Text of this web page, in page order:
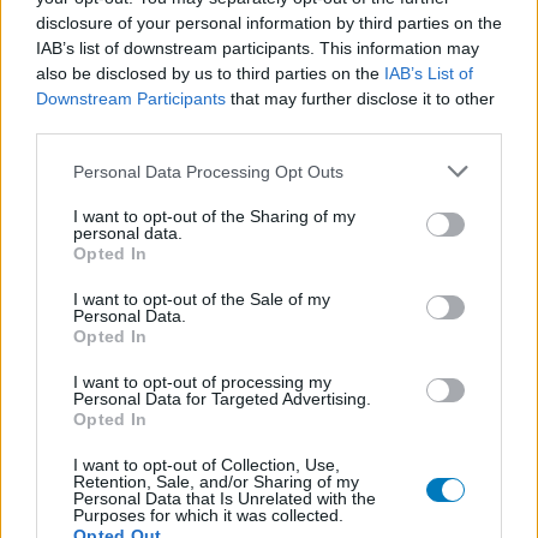
disclosure of your personal information by third parties on the
IAB’s list of downstream participants. This information may
also be disclosed by us to third parties on the IAB’s List of
Downstream Participants that may further disclose it to other
Personal Data Processing Opt Outs
I want to opt-out of the Sharing of my
personal data.
Opted In
I want to opt-out of the Sale of my
Personal Data.
Opted In
I want to opt-out of processing my
Personal Data for Targeted Advertising.
Opted In
I want to opt-out of Collection, Use,
Retention, Sale, and/or Sharing of my
Personal Data that Is Unrelated with the
Purposes for which it was collected.
Schildklier - hypothyroidie (traagwerkend)
Omeprazol (848)
Maagzuur - protonpompremmers
Metoprolol (817)
Bloeddruk - betablokkers
Lyrica (795)
Furabid (735)
Antibiotica - urineweginfectie
Mirtazapine (731)
Depressie - antidepressiva overig
Amitriptyline (699)
Depressie - antidepressiva TCA
Efexor (665)
Ethinylestradiol / Levonorgestrel (656)
Anticonceptie - eenfase